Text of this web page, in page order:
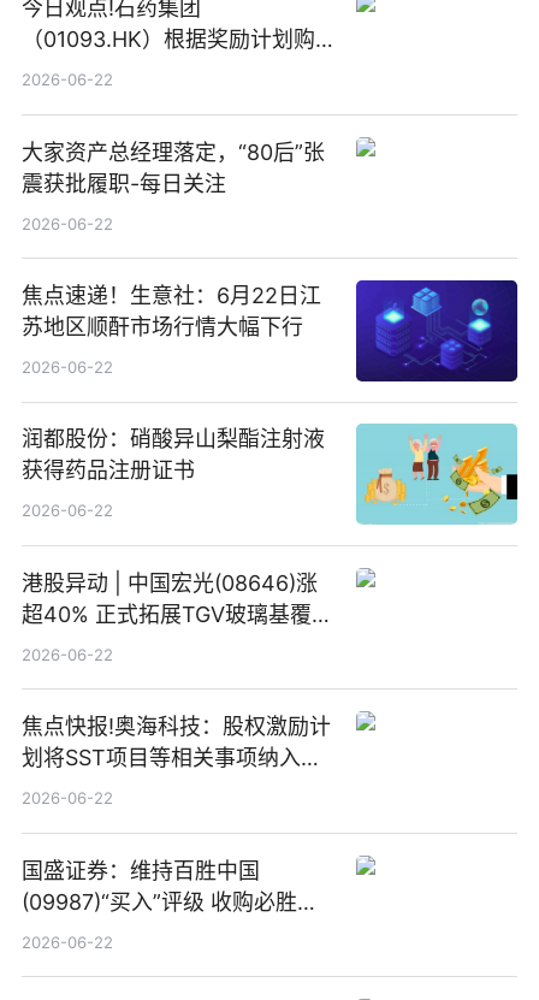
今日观点!石药集团
（01093.HK）根据奖励计划购
回580万股
2026-06-22
大家资产总经理落定，“80后”张
震获批履职-每日关注
2026-06-22
焦点速递！生意社：6月22日江
苏地区顺酐市场行情大幅下行
2026-06-22
润都股份：硝酸异山梨酯注射液
获得药品注册证书
2026-06-22
港股异动 | 中国宏光(08646)涨
超40% 正式拓展TGV玻璃基覆铜
板新材料业务
2026-06-22
焦点快报!奥海科技：股权激励计
划将SST项目等相关事项纳入专
项业务发展考核指标
2026-06-22
国盛证券：维持百胜中国
(09987)“买入”评级 收购必胜客
中国增厚利润加速成长 信息
2026-06-22